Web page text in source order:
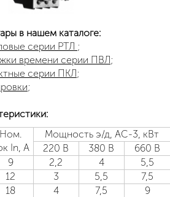
в нашем каталоге:
серии РТЛ ;
времени серии ПВЛ;
серии ПКЛ;
;
Ном.
In, А
Мощность э/д, АС-3, кВт
220 В
380 В
660 В
9 2,2 4
5,5
12 3 5,5
7,5
18 4 7,5
9